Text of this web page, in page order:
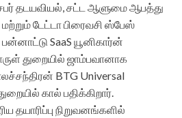
தடயவியல், சட்ட ஆளுமை ஆபத்து
டேட்டா பிரைவசி ஸ்பேஸ்
SaaS யூனிகார்ன்
துறையில் ஜாம்பவானாக
BTG Universal
கால் பதிக்கிறார்.
தயாரிப்பு நிறுவனங்களில்